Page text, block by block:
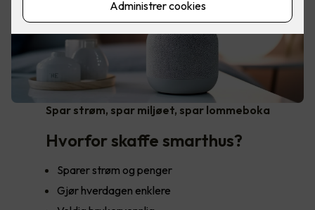
Spar strøm, spar miljøet, spar lommeboka
Hvorfor skaffe smarthus?
Sparer strøm og penger
Gjør hverdagen enklere